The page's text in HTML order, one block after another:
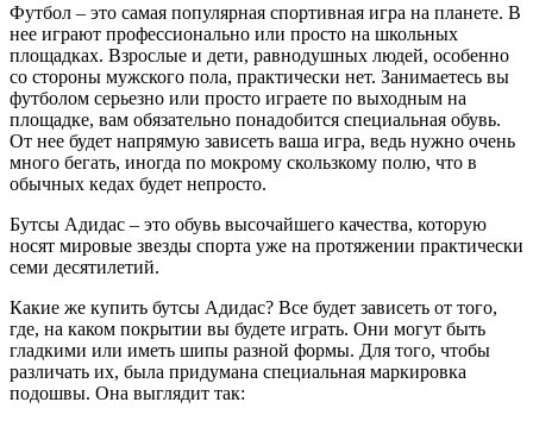
Футбол – это самая популярная спортивная игра на планете. В
нее играют профессионально или просто на школьных
площадках. Взрослые и дети, равнодушных людей, особенно
со стороны мужского пола, практически нет. Занимаетесь вы
футболом серьезно или просто играете по выходным на
площадке, вам обязательно понадобится специальная обувь.
От нее будет напрямую зависеть ваша игра, ведь нужно очень
много бегать, иногда по мокрому скользкому полю, что в
обычных кедах будет непросто.
Бутсы Адидас – это обувь высочайшего качества, которую
носят мировые звезды спорта уже на протяжении практически
семи десятилетий.
Какие же купить бутсы Адидас? Все будет зависеть от того,
где, на каком покрытии вы будете играть. Они могут быть
гладкими или иметь шипы разной формы. Для того, чтобы
различать их, была придумана специальная маркировка
подошвы. Она выглядит так: